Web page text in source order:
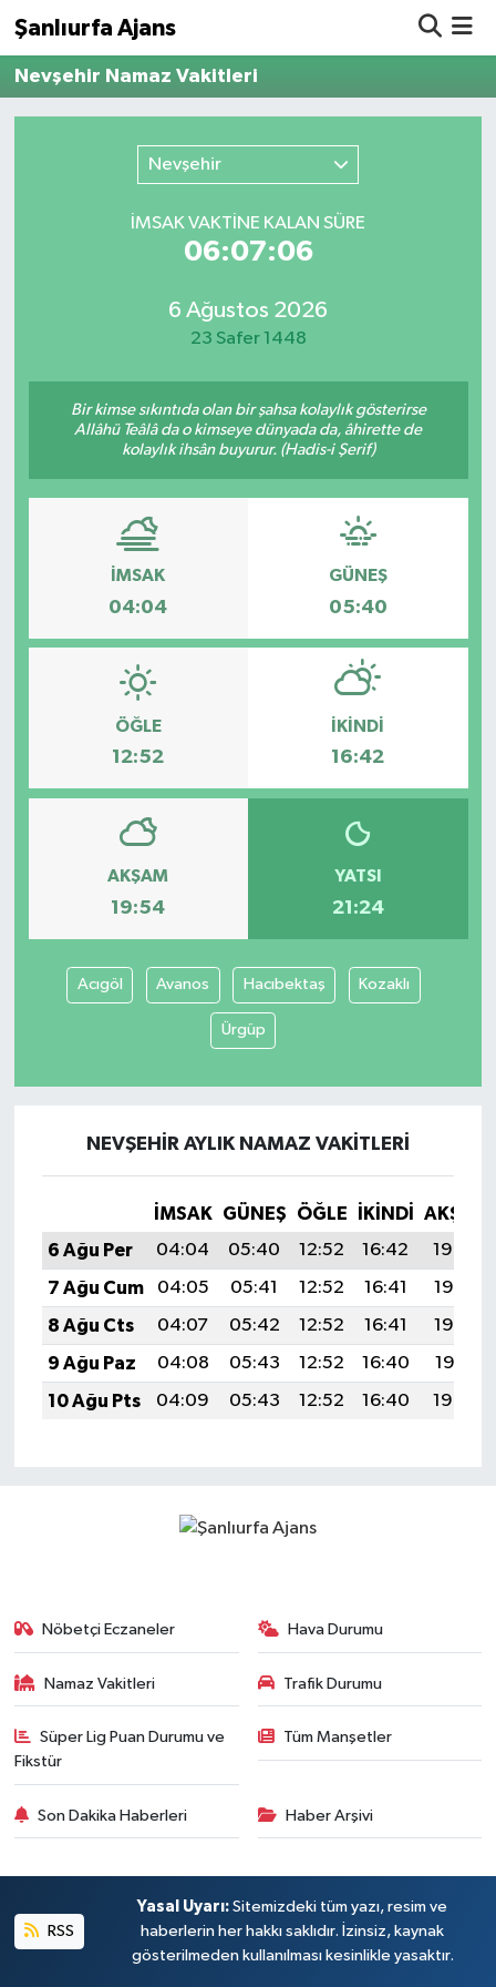
Şanlıurfa Ajans
Nevşehir Namaz Vakitleri
Nevşehir
İMSAK VAKTİNE KALAN SÜRE
06:07:06
6 Ağustos 2026
23 Safer 1448
Bir kimse sıkıntıda olan bir şahsa kolaylık gösterirse
Allâhü Teâlâ da o kimseye dünyada da, âhirette de
kolaylık ihsân buyurur. (Hadis-i Şerif)
İMSAK
04:04
GÜNEŞ
05:40
ÖĞLE
12:52
İKINDI
16:42
AKŞAM
19:54
YATSI
21:24
Acıgöl Avanos Hacıbektaş Kozaklı
Ürgüp
NEVŞEHIR AYLIK NAMAZ VAKITLERI
İMSAK GÜNEŞ ÖĞLE İKINDI
AKŞAM
6 Ağu Per
04:04 05:40 12:52 16:42
19:54
7 Ağu Cum
04:05 05:41 12:52 16:41
19:53
8 Ağu Cts
04:07 05:42 12:52 16:41
19:52
9 Ağu Paz
04:08 05:43 12:52 16:40
19:51
10 Ağu Pts
04:09 05:43 12:52 16:40 19:50
Nöbetçi Eczaneler Hava Durumu
Namaz Vakitleri Trafik Durumu
Süper Lig Puan Durumu ve
Fikstür
Tüm Manşetler
Son Dakika Haberleri Haber Arşivi
RSS
Yasal Uyarı: Sitemizdeki tüm yazı, resim ve
haberlerin her hakkı saklıdır. İzinsiz, kaynak
gösterilmeden kullanılması kesinlikle yasaktır.
Nöbetçi Eczaneler
Süper Lig Puan Durumu ve Fikstür
Son Dakika Haberleri
Haber Arşivi